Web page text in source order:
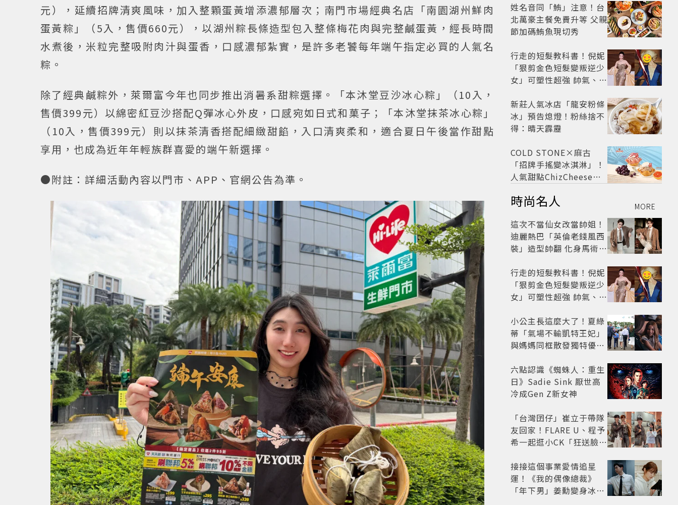
元），延續招牌清爽風味，加入整顆蛋黃增添濃郁層次；南門市場經典名店「南園湖州鮮肉
蛋黃粽」（5入，售價660元），以湖州粽長條造型包入整條梅花肉與完整鹹蛋黃，經長時間
水煮後，米粒完整吸附肉汁與蛋香，口感濃郁紮實，是許多老饕每年端午指定必買的人氣名
粽。
除了經典鹹粽外，萊爾富今年也同步推出消暑系甜粽選擇。「本沐堂豆沙冰心粽」（10入，
售價399元）以綿密紅豆沙搭配Q彈冰心外皮，口感宛如日式和菓子；「本沐堂抹茶冰心粽」
（10入，售價399元）則以抹茶清香搭配細緻甜餡，入口清爽柔和，適合夏日午後當作甜點
享用，也成為近年年輕族群喜愛的端午新選擇。
●附註：詳細活動內容以門市、APP、官網公告為準。
姓名音同「鮪」注意！台
北萬豪主餐免費升等 父親
節加碼鮪魚現切秀
行走的短髮教科書！倪妮
「狠剪金色短髮變叛逆少
女」可塑性超強 帥氣、優
新莊人氣冰店「龍安粉條
冰」預告熄燈！粉絲捨不
得：晴天霹靂
COLD STONE×麻古
「招牌手搖變冰淇淋」！
人氣甜點ChizCheese快
時尚名人 MORE
這次不當仙女改當帥姐！
迪麗熱巴「英倫老錢風西
裝」造型帥翻 化身馬術師
行走的短髮教科書！倪妮
「狠剪金色短髮變叛逆少
女」可塑性超強 帥氣、優
小公主長這麼大了！夏綠
蒂「氣場不輸凱特王妃」
與媽媽同框散發獨特優雅
六點認識《蜘蛛人：重生
日》Sadie Sink 厭世高
冷成Gen Z新女神
「台灣囝仔」崔立于帶隊
友回家！FLARE U、程予
希一起逛小CK「狂送臉頰
站私藏必逛名單
接接這個事業愛情追星
運！《我的偶像總裁》
「年下男」姜勳變身冰山